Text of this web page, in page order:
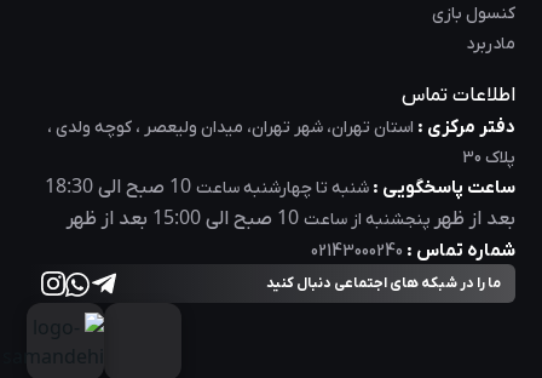
کنسول بازی
مادربرد
اطلاعات تماس
دفتر مرکزی : استان تهران، شهر تهران، میدان ولیعصر ، کوچه ولدی ،
پلاک 30
ساعت پاسخگویی : شنبه تا چهارشنبه ساعت 10 صبح الی18:30
بعد از ظهر پنجشنبه از ساعت 10 صبح الی15:00 بعد از ظهر
شماره تماس : 02143000240
ما را در شبکه های اجتماعی دنبال کنید